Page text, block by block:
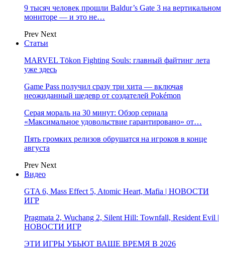
9 тысяч человек прошли Baldur’s Gate 3 на вертикальном
мониторе — и это не…
Prev Next
Статьи
MARVEL Tōkon Fighting Souls: главный файтинг лета
уже здесь
Game Pass получил сразу три хита — включая
неожиданный шедевр от создателей Pokémon
Серая мораль на 30 минут: Обзор сериала
«Максимальное удовольствие гарантировано» от…
Пять громких релизов обрушатся на игроков в конце
августа
Prev Next
Видео
GTA 6, Mass Effect 5, Atomic Heart, Mafia | НОВОСТИ
ИГР
Pragmata 2, Wuchang 2, Silent Hill: Townfall, Resident Evil |
НОВОСТИ ИГР
ЭТИ ИГРЫ УБЬЮТ ВАШЕ ВРЕМЯ В 2026